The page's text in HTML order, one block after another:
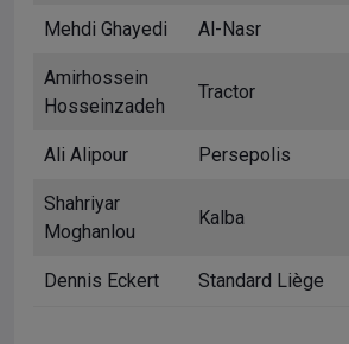
Mehdi Ghayedi Al-Nasr
Amirhossein
Hosseinzadeh
Tractor
Ali Alipour Persepolis
Shahriyar
Moghanlou
Kalba
Dennis Eckert Standard Liège